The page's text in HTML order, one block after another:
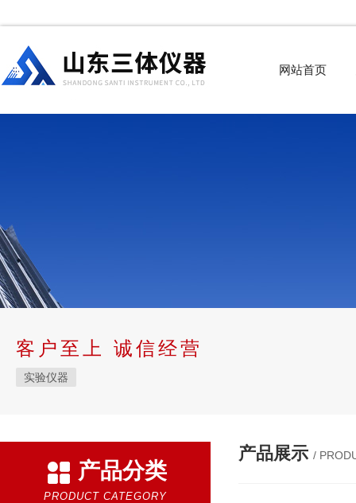
网站首页
客户至上 诚信经营
实验仪器
产品分类
PRODUCT CATEGORY
产品展示 /